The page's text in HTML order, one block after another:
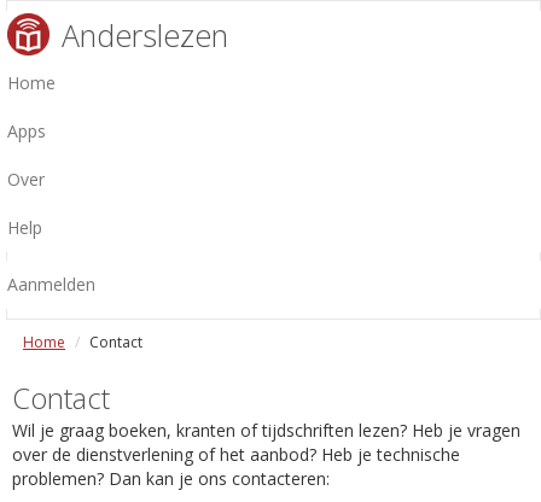
Anderslezen
Home
Apps
Over
Help
Aanmelden
Home Contact
Contact
Wil je graag boeken, kranten of tijdschriften lezen? Heb je vragen
over de dienstverlening of het aanbod? Heb je technische
problemen? Dan kan je ons contacteren: